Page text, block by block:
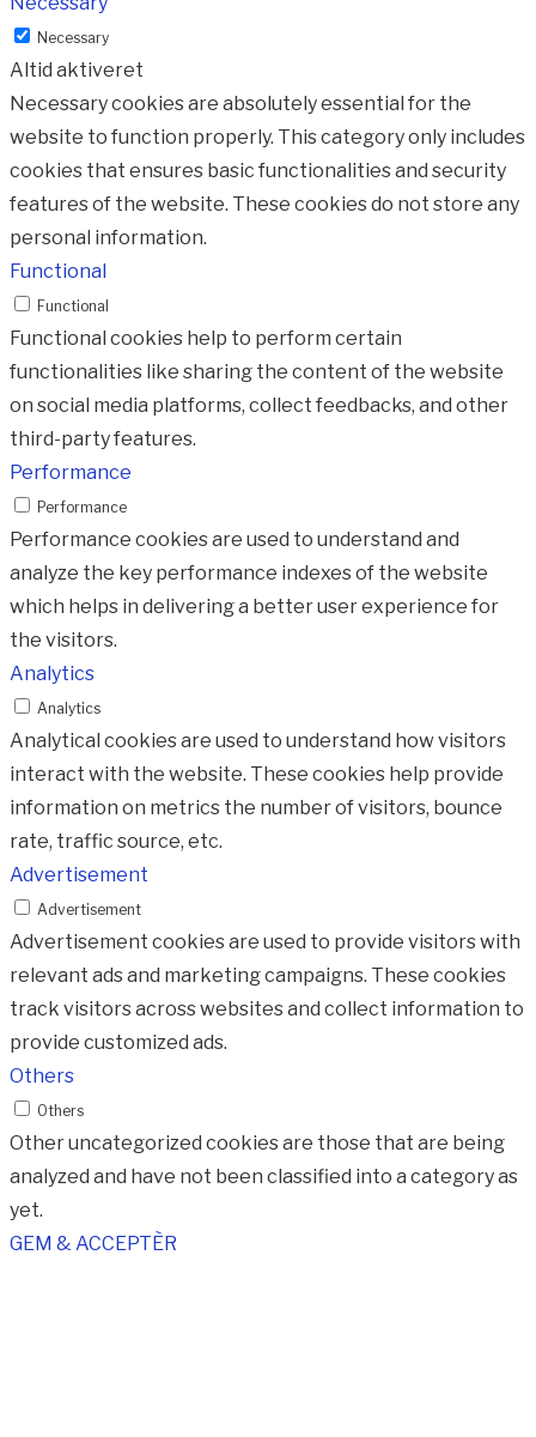
Necessary
Altid aktiveret
Necessary cookies are absolutely essential for the
website to function properly. This category only includes
cookies that ensures basic functionalities and security
features of the website. These cookies do not store any
personal information.
Functional
Functional
Functional cookies help to perform certain
functionalities like sharing the content of the website
on social media platforms, collect feedbacks, and other
third-party features.
Performance
Performance
Performance cookies are used to understand and
analyze the key performance indexes of the website
which helps in delivering a better user experience for
the visitors.
Analytics
Analytics
Analytical cookies are used to understand how visitors
interact with the website. These cookies help provide
information on metrics the number of visitors, bounce
rate, traffic source, etc.
Advertisement
Advertisement
Advertisement cookies are used to provide visitors with
relevant ads and marketing campaigns. These cookies
track visitors across websites and collect information to
provide customized ads.
Others
Others
Other uncategorized cookies are those that are being
analyzed and have not been classified into a category as
yet.
GEM & ACCEPTÈR